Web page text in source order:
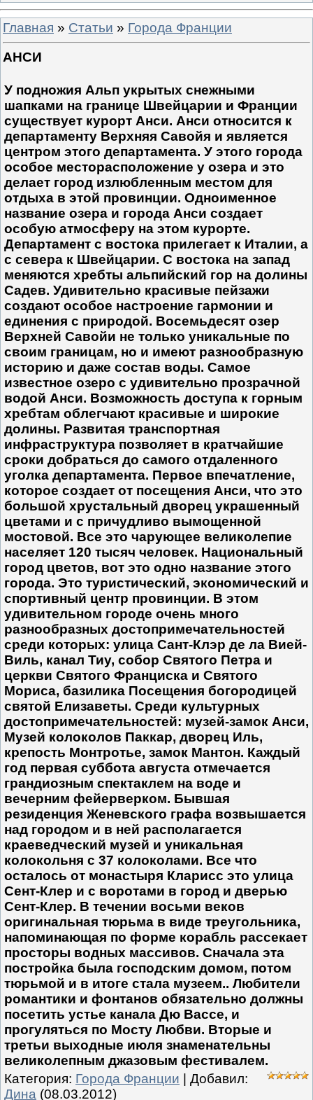
Главная » Статьи » Города Франции
АНСИ
У подножия Альп укрытых снежными
шапками на границе Швейцарии и Франции
существует курорт Анси. Анси относится к
департаменту Верхняя Савойя и является
центром этого департамента. У этого города
особое месторасположение у озера и это
делает город излюбленным местом для
отдыха в этой провинции. Одноименное
название озера и города Анси создает
особую атмосферу на этом курорте.
Департамент с востока прилегает к Италии, а
с севера к Швейцарии. С востока на запад
меняются хребты альпийский гор на долины
Садев. Удивительно красивые пейзажи
создают особое настроение гармонии и
единения с природой. Восемьдесят озер
Верхней Савойи не только уникальные по
своим границам, но и имеют разнообразную
историю и даже состав воды. Самое
известное озеро с удивительно прозрачной
водой Анси. Возможность доступа к горным
хребтам облегчают красивые и широкие
долины. Развитая транспортная
инфраструктура позволяет в кратчайшие
сроки добраться до самого отдаленного
уголка департамента. Первое впечатление,
которое создает от посещения Анси, что это
большой хрустальный дворец украшенный
цветами и с причудливо вымощенной
мостовой. Все это чарующее великолепие
населяет 120 тысяч человек. Национальный
город цветов, вот это одно название этого
города. Это туристический, экономический и
спортивный центр провинции. В этом
удивительном городе очень много
разнообразных достопримечательностей
среди которых: улица Сант-Клэр де ла Вией-
Виль, канал Тиу, собор Святого Петра и
церкви Святого Франциска и Святого
Мориса, базилика Посещения богородицей
святой Елизаветы. Среди культурных
достопримечательностей: музей-замок Анси,
Музей колоколов Паккар, дворец Иль,
крепость Монтротье, замок Мантон. Каждый
год первая суббота августа отмечается
грандиозным спектаклем на воде и
вечерним фейерверком. Бывшая
резиденция Женевского графа возвышается
над городом и в ней располагается
краеведческий музей и уникальная
колокольня с 37 колоколами. Все что
осталось от монастыря Кларисс это улица
Сент-Клер и с воротами в город и дверью
Сент-Клер. В течении восьми веков
оригинальная тюрьма в виде треугольника,
напоминающая по форме корабль рассекает
просторы водных массивов. Сначала эта
постройка была господским домом, потом
тюрьмой и в итоге стала музеем.. Любители
романтики и фонтанов обязательно должны
посетить устье канала Дю Вассе, и
прогуляться по Мосту Любви. Вторые и
третьи выходные июля знаменательны
великолепным джазовым фестивалем.
Категория: Города Франции Добавил:
Дина (08.03.2012)